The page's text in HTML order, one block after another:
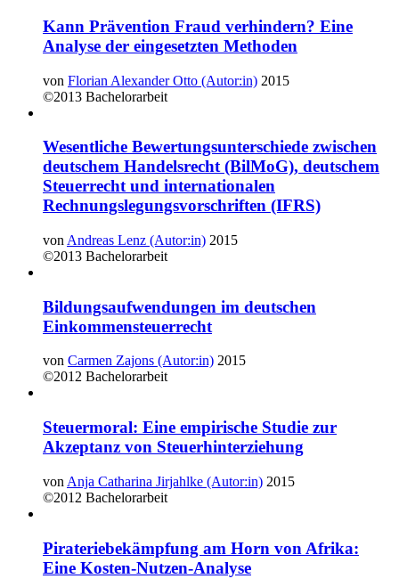
Kann Prävention Fraud verhindern? Eine
Analyse der eingesetzten Methoden
von Florian Alexander Otto (Autor:in) 2015
©2013 Bachelorarbeit
Wesentliche Bewertungsunterschiede zwischen
deutschem Handelsrecht (BilMoG), deutschem
Steuerrecht und internationalen
Rechnungslegungsvorschriften (IFRS)
von Andreas Lenz (Autor:in) 2015
©2013 Bachelorarbeit
Bildungsaufwendungen im deutschen
Einkommensteuerrecht
von Carmen Zajons (Autor:in) 2015
©2012 Bachelorarbeit
Steuermoral: Eine empirische Studie zur
Akzeptanz von Steuerhinterziehung
von Anja Catharina Jirjahlke (Autor:in) 2015
©2012 Bachelorarbeit
Pirateriebekämpfung am Horn von Afrika:
Eine Kosten-Nutzen-Analyse